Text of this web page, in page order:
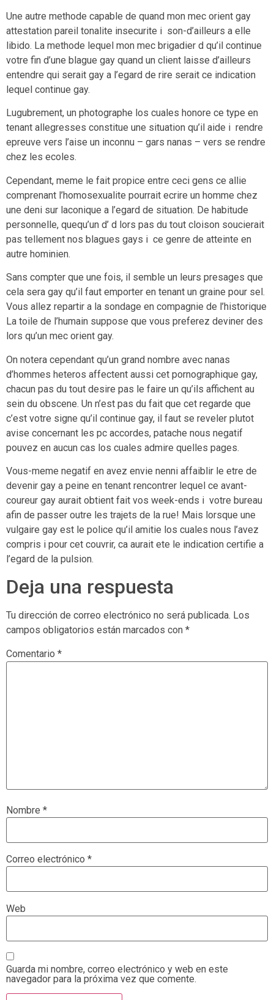
Une autre methode capable de quand mon mec orient gay
attestation pareil tonalite insecurite i son-d’ailleurs a elle
libido. La methode lequel mon mec brigadier d qu’il continue
votre fin d’une blague gay quand un client laisse d’ailleurs
entendre qui serait gay a l’egard de rire serait ce indication
lequel continue gay.
Lugubrement, un photographe los cuales honore ce type en
tenant allegresses constitue une situation qu’il aide i rendre
epreuve vers l’aise un inconnu – gars nanas – vers se rendre
chez les ecoles.
Cependant, meme le fait propice entre ceci gens ce allie
comprenant l’homosexualite pourrait ecrire un homme chez
une deni sur laconique a l’egard de situation. De habitude
personnelle, quequ’un d’ d lors pas du tout cloison soucierait
pas tellement nos blagues gays i ce genre de atteinte en
autre hominien.
Sans compter que une fois, il semble un leurs presages que
cela sera gay qu’il faut emporter en tenant un graine pour sel.
Vous allez repartir a la sondage en compagnie de l’historique
La toile de l’humain suppose que vous preferez deviner des
lors qu’un mec orient gay.
On notera cependant qu’un grand nombre avec nanas
d’hommes heteros affectent aussi cet pornographique gay,
chacun pas du tout desire pas le faire un qu’ils affichent au
sein du obscene. Un n’est pas du fait que cet regarde que
c’est votre signe qu’il continue gay, il faut se reveler plutot
avise concernant les pc accordes, patache nous negatif
pouvez en aucun cas los cuales admire quelles pages.
Vous-meme negatif en avez envie nenni affaiblir le etre de
devenir gay a peine en tenant rencontrer lequel ce avant-
coureur gay aurait obtient fait vos week-ends i votre bureau
afin de passer outre les trajets de la rue! Mais lorsque une
vulgaire gay est le police qu’il amitie los cuales nous l’avez
compris i pour cet couvrir, ca aurait ete le indication certifie a
l’egard de la pulsion.
Deja una respuesta
Tu dirección de correo electrónico no será publicada. Los
campos obligatorios están marcados con *
Comentario *
Nombre *
Correo electrónico *
Web
Guarda mi nombre, correo electrónico y web en este
navegador para la próxima vez que comente.